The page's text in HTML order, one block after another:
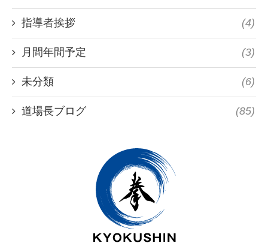
指導者挨拶 (4)
月間年間予定 (3)
未分類 (6)
道場長ブログ (85)